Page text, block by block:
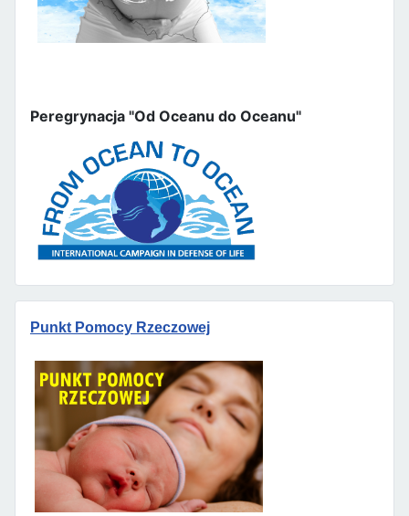
Peregrynacja "Od Oceanu do Oceanu"
Punkt Pomocy Rzeczowej